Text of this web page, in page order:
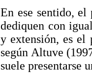
En ese sentido, el
dediquen con
y extensión, es el
según Altuve
suele presentarse